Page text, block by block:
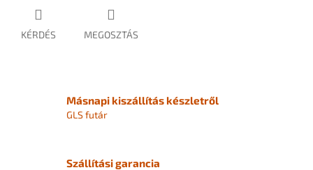
KÉRDÉS MEGOSZTÁS
Másnapi kiszállítás készletről
GLS futár
Szállítási garancia